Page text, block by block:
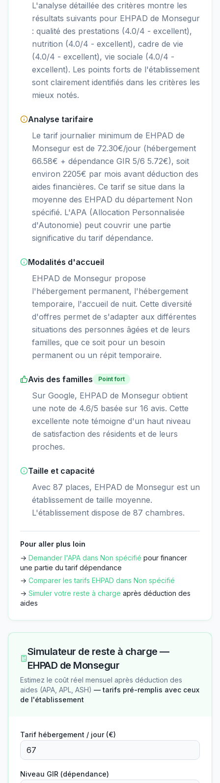
L'analyse détaillée des critères montre les
résultats suivants pour EHPAD de Monsegur
: qualité des prestations (4.0/4 - excellent),
nutrition (4.0/4 - excellent), cadre de vie
(4.0/4 - excellent), vie sociale (4.0/4 -
excellent). Les points forts de l'établissement
sont clairement identifiés dans les critères les
mieux notés.
Analyse tarifaire
Le tarif journalier minimum de EHPAD de
Monsegur est de 72.30€/jour (hébergement
66.58€ + dépendance GIR 5/6 5.72€), soit
environ 2205€ par mois avant déduction des
aides financières. Ce tarif se situe dans la
moyenne des EHPAD du département Non
spécifié. L'APA (Allocation Personnalisée
d'Autonomie) peut couvrir une partie
significative du tarif dépendance.
Modalités d'accueil
EHPAD de Monsegur propose
l'hébergement permanent, l'hébergement
temporaire, l'accueil de nuit. Cette diversité
d'offres permet de s'adapter aux différentes
situations des personnes âgées et de leurs
familles, que ce soit pour un besoin
permanent ou un répit temporaire.
Avis des familles Point fort
Sur Google, EHPAD de Monsegur obtient
une note de 4.6/5 basée sur 16 avis. Cette
excellente note témoigne d'un haut niveau
de satisfaction des résidents et de leurs
proches.
Taille et capacité
Avec 87 places, EHPAD de Monsegur est un
établissement de taille moyenne.
L'établissement dispose de 87 chambres.
Pour aller plus loin
→ Demander l'APA dans Non spécifié pour financer
une partie du tarif dépendance
→ Comparer les tarifs EHPAD dans Non spécifié
→ Simuler votre reste à charge après déduction des
aides
Simulateur de reste à charge —
EHPAD de Monsegur
Estimez le coût réel mensuel après déduction des
aides (APA, APL, ASH) — tarifs pré-remplis avec ceux
de l'établissement
Tarif hébergement / jour (€)
Niveau GIR (dépendance)